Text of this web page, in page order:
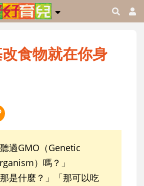
食物就在你身
聽過GMO（Genetic
）嗎？」
那是什麼？」「那可以吃